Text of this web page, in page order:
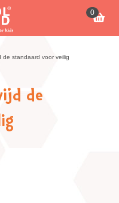
0
de standaard voor veilig
de